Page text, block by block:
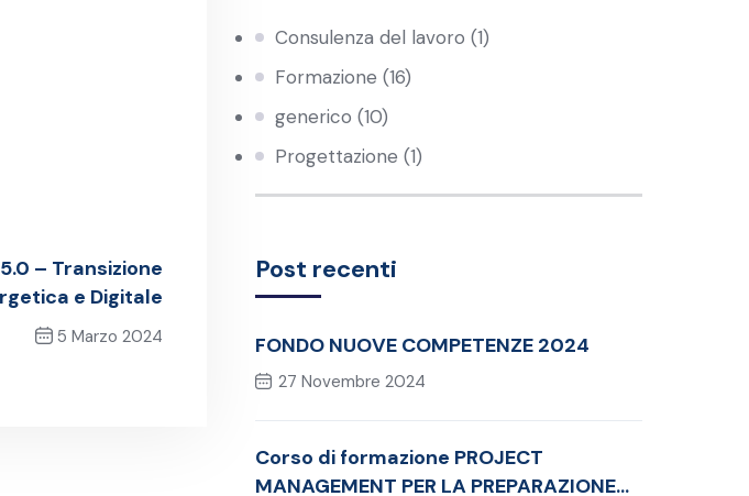
5.0 – Transizione
e Digitale
5 Marzo 2024
Consulenza del lavoro (1)
Formazione (16)
generico (10)
Progettazione (1)
Post recenti
FONDO NUOVE COMPETENZE 2024
27 Novembre 2024
Corso di formazione PROJECT
MANAGEMENT PER LA PREPARAZIONE